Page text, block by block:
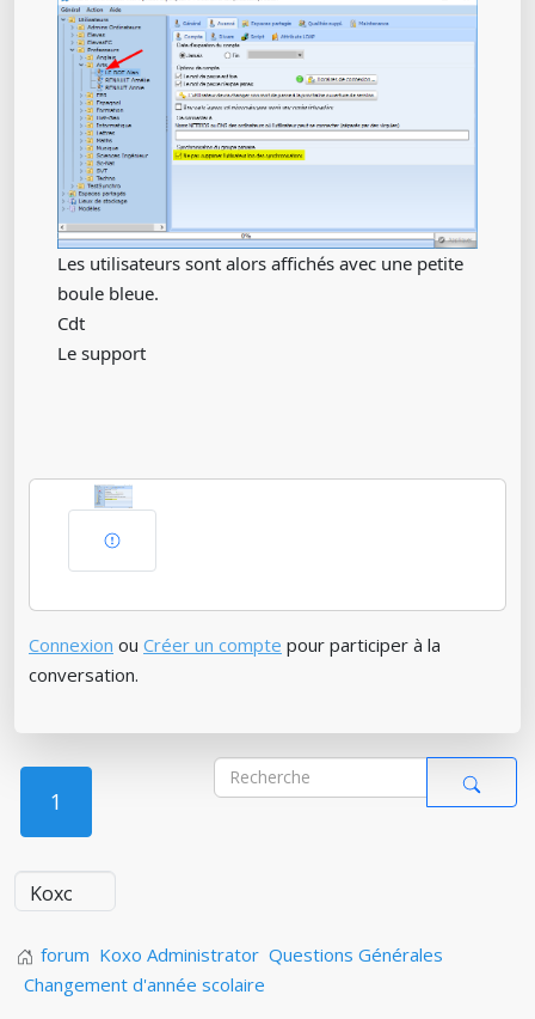
Les utilisateurs sont alors affichés avec une petite
boule bleue.
Cdt
Le support
Connexion ou Créer un compte pour participer à la
conversation.
1
forum Koxo Administrator Questions Générales
Changement d'année scolaire